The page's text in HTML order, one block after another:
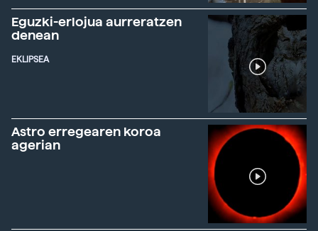
Eguzki-erlojua aurreratzen
denean
EKLIPSEA
Astro erregearen koroa
agerian